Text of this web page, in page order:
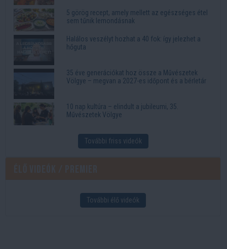
5 görög recept, amely mellett az egészséges étel
sem tűnik lemondásnak
Halálos veszélyt hozhat a 40 fok: így jelezhet a
hőguta
35 éve generációkat hoz össze a Művészetek
Völgye – megvan a 2027-es időpont és a bérletár
10 nap kultúra – elindult a jubileumi, 35.
Művészetek Völgye
További friss videók
További élő videók